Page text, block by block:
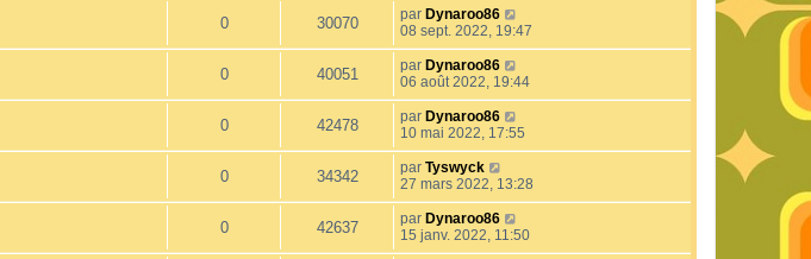
0 30070 par Dynaroo86
08 sept. 2022, 19:47
0 40051 par Dynaroo86
06 août 2022, 19:44
0 42478 par Dynaroo86
10 mai 2022, 17:55
0 34342 par Tyswyck
27 mars 2022, 13:28
0 42637 par Dynaroo86
15 janv. 2022, 11:50